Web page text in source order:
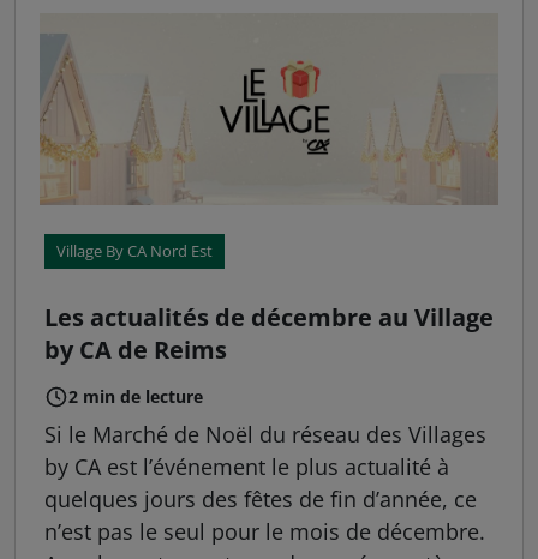
Village By CA Nord Est
Les actualités de décembre au Village
by CA de Reims
2 min de lecture
Si le Marché de Noël du réseau des Villages
by CA est l’événement le plus actualité à
quelques jours des fêtes de fin d’année, ce
n’est pas le seul pour le mois de décembre.